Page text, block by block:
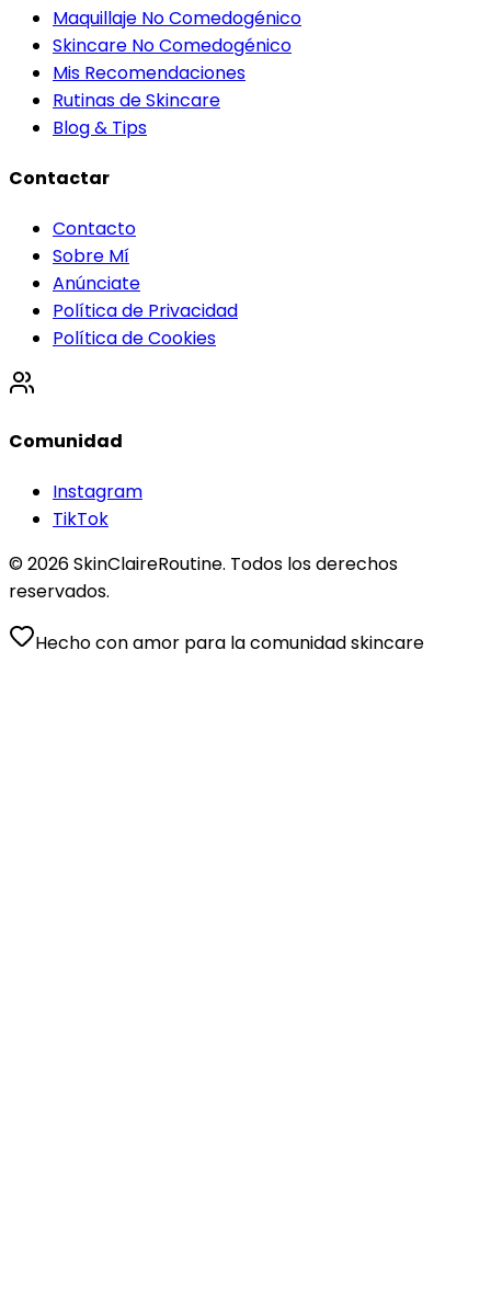
Maquillaje No Comedogénico
Skincare No Comedogénico
Mis Recomendaciones
Rutinas de Skincare
Blog & Tips
Contactar
Contacto
Sobre Mí
Anúnciate
Política de Privacidad
Política de Cookies
Comunidad
Instagram
TikTok
©2026SkinClaireRoutine. Todos los derechos
reservados.
Hecho con amor para la comunidad skincare